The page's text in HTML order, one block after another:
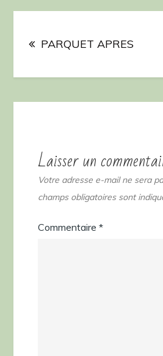
Navigation
de
l’article
PARQUET APRES
Laisser un
Votre adresse e-mail ne sera
champs obligatoires sont
Commentaire*